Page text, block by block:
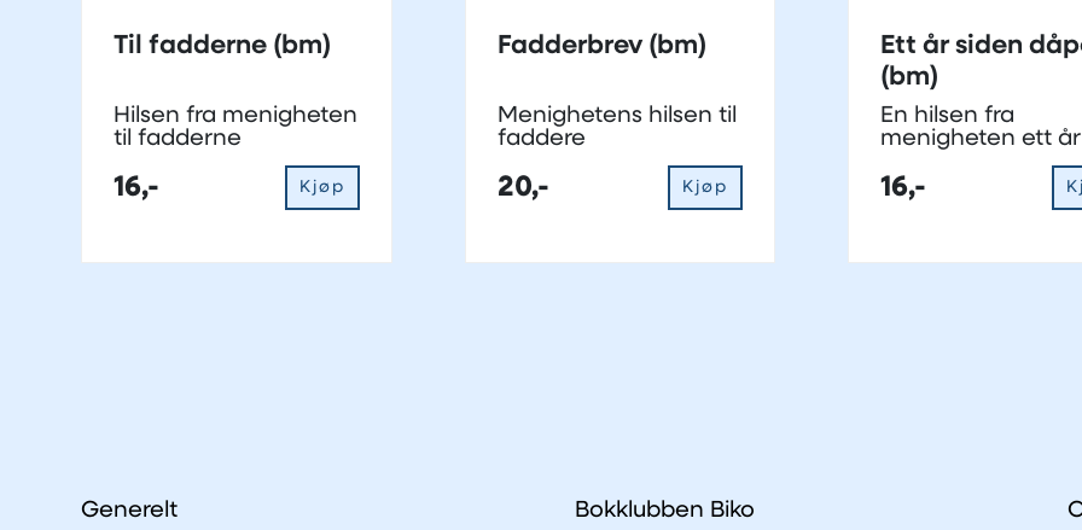
Til fadderne (bm)
Hilsen fra menigheten
til fadderne
16,- Kjøp
Fadderbrev (bm)
Menighetens hilsen til
faddere
20,- Kjøp
Ett år siden
(bm)
En hilsen fra
menigheten ett år
16,-
Generelt Bokklubben Biko